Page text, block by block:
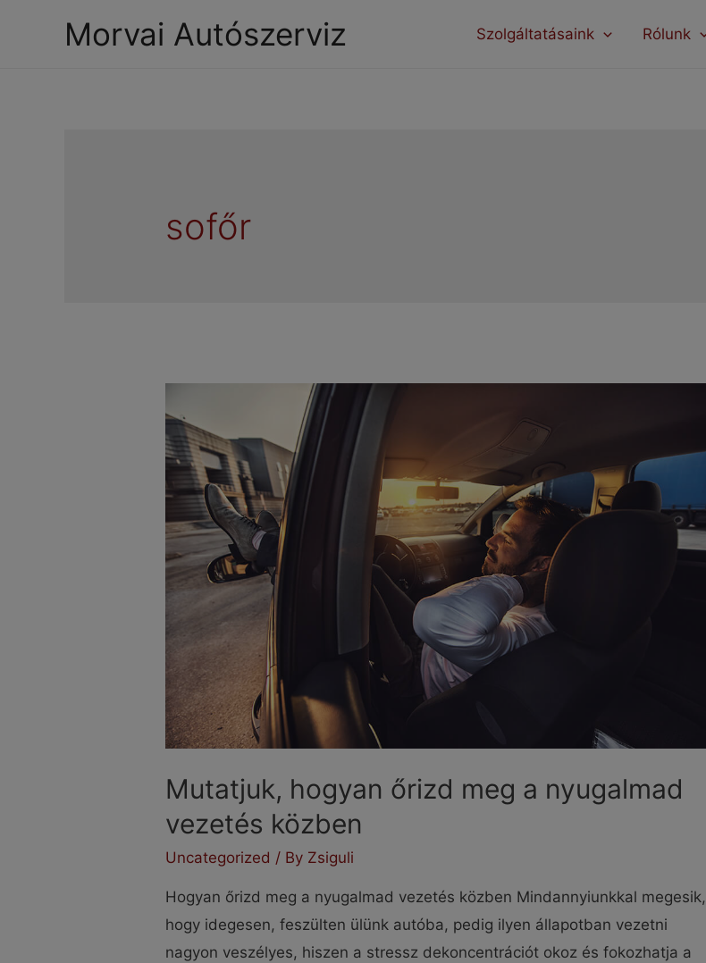
Morvai Autószerviz Szolgáltatásaink Rólunk
sofőr
Mutatjuk, hogyan őrizd meg a nyugalmad
vezetés közben
Uncategorized / By Zsiguli
Hogyan őrizd meg a nyugalmad vezetés közben Mindannyiunkkal megesik,
hogy idegesen, feszülten ülünk autóba, pedig ilyen állapotban vezetni
nagyon veszélyes, hiszen a stressz dekoncentrációt okoz és fokozhatja a